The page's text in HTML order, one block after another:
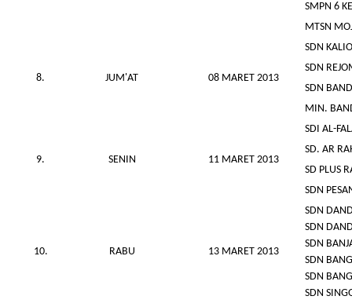
SMPN 6
MTSN
8. JUM'AT 08 MARET 2013
SDN
SDN
SDN
MIN.
9. SENIN 11 MARET 2013
SDI AL-
SD. AR
SD PLUS
SDN
10. RABU 13 MARET 2013
SDN
SDN
SDN
SDN
SDN
SDN